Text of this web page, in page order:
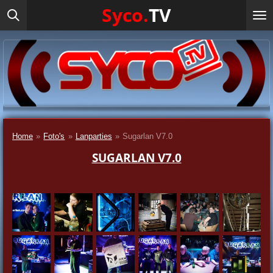
Ga
direct
de
hoofdinhoud
Syco.TV
Home » Foto's » Lanparties » Sugarlan V7.0
SUGARLAN V7.0